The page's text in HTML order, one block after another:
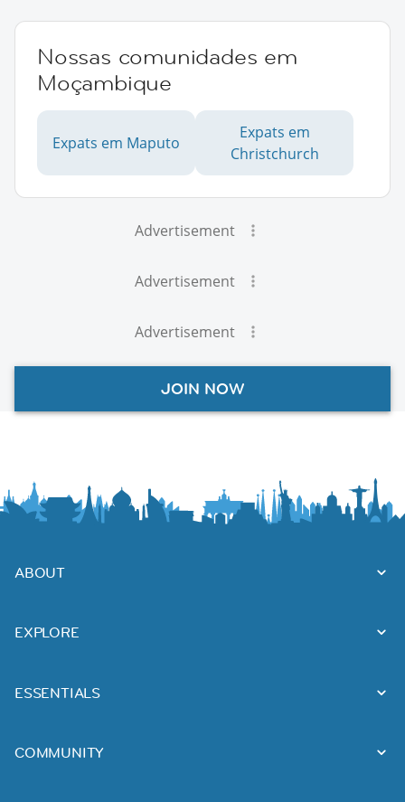
Nossas comunidades em
Moçambique
Expats em Maputo
Expats em
Christchurch
Advertisement
Advertisement
Advertisement
JOIN NOW
ABOUT
EXPLORE
ESSENTIALS
COMMUNITY